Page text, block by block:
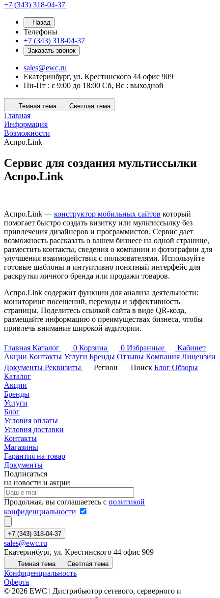
+7 (343) 318-04-37
Назад
Телефоны
+7 (343) 318-04-37
Заказать звонок
sales@ewc.ru
Екатеринбург, ул. Крестинского 44 офис 909
Пн-Пт : с 9:00 до 18:00 Сб, Вс : выходной
Темная тема Светлая тема
Главная
Информация
Возможности
Аспро.Link
Сервис для создания мультиссылки
Аспро.Link
Аспро.Link — конструктор мобильных сайтов который
помогает быстро создать визитку или мультиссылку без
привлечения дизайнеров и программистов. Сервис дает
возможность рассказать о вашем бизнесе на одной странице,
разместить контакты, сведения о компании и фотографии для
улучшения взаимодействия с пользователями. Используйте
готовые шаблоны и интуитивно понятный интерфейс для
раскрутки личного бренда или продажи товаров.
Аспро.Link содержит функции для анализа деятельности:
мониторинг посещений, переходы и эффективность
страницы. Поделитесь ссылкой сайта в виде QR-кода,
размещайте информацию о преимуществах бизнеса, чтобы
привлечь внимание широкой аудитории.
Главная Каталог 0 Корзина 0 Избранные
Кабинет
Акции Контакты Услуги Бренды Отзывы Компания Лицензии
Документы Реквизиты Регион Поиск Блог Обзоры
Каталог
Акции
Бренды
Услуги
Блог
Условия оплаты
Условия доставки
Контакты
Магазины
Гарантия на товар
Документы
Подписаться
на новости и акции
Продолжая, вы соглашаетесь с политикой
конфиденциальности
+7 (343) 318-04-37
sales@ewc.ru
Екатеринбург, ул. Крестинского 44 офис 909
Темная тема Светлая тема
Конфиденциальность
Оферта
© 2026 EWC | Дистрибьютор сетевого, серверного и